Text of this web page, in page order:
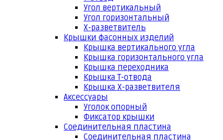
Угол вертикальный
Угол горизонтальный
Х-разветвитель
Крышки фасонных изделий
Крышка вертикального угла
Крышка горизонтального угла
Крышка переходника
Крышка Т-отвода
Крышка Х-разветвителя
Аксессуары
Уголок опорный
Фиксатор крышки
Соединительная пластина
Соединительная пластина